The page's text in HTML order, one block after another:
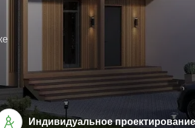
Индивидуальное проектирование